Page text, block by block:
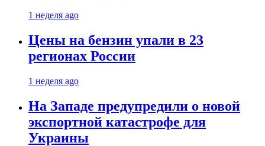
1 неделя ago
Цены на бензин упали в 23
регионах России
1 неделя ago
На Западе предупредили о новой
экспортной катастрофе для
Украины